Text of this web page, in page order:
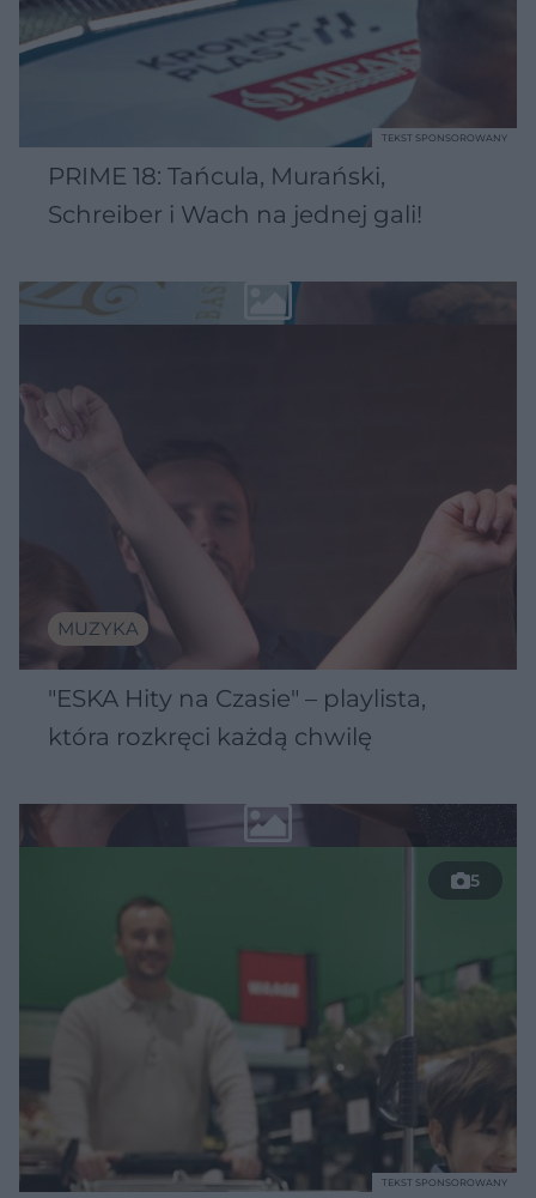
PRIME 18: Tańcula, Murański,
Schreiber i Wach na jednej gali!
TEKST SPONSOROWANY
MUZYKA
"ESKA Hity na Czasie" – playlista,
która rozkręci każdą chwilę
5
TEKST SPONSOROWANY